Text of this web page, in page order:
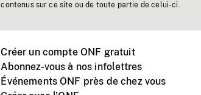
contenus sur ce site ou de toute partie de celui-ci.
Créer un compte ONF gratuit
Abonnez-vous à nos infolettres
Événements ONF près de chez vous